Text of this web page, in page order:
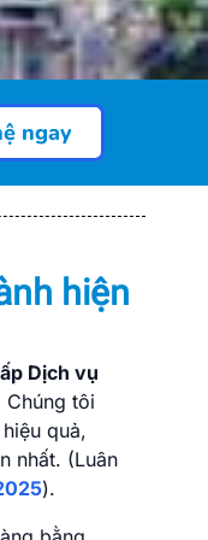
ngay
hiện
Dịch vụ
Chúng tôi
quả,
nhất. (Luân
).